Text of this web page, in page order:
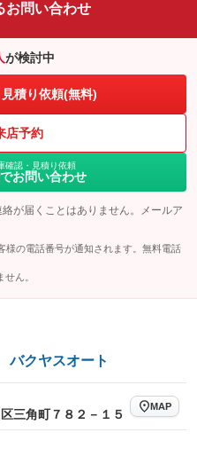
パワーステアリング
：装備あり
：装備なし
ドライブレコーダー
Bluetooth接続
：装備なし
クリーンディーゼル
：装備なし
ハーフレザーシート
LEDヘッドランプ
ポータブルナビ
：装備なし
ETC
：装備なし
：装備なし
：装備なし
シートヒーター
：装備なし
フロントカメラ
：装備なし
お問い合わせ
が検討中
積り依頼(無料)
店予約
確認・見積り依頼
お問い合わせ
が届くことはありません。メールア
の電話番号が通知されます。無料電話
ん。
クヤスオート
三角町７８２－１５
MAP